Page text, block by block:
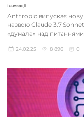
Інновації
Anthropic випускає нову
назвою Claude 3.7
«думала» над питаннями
24.02.25 8 896 0